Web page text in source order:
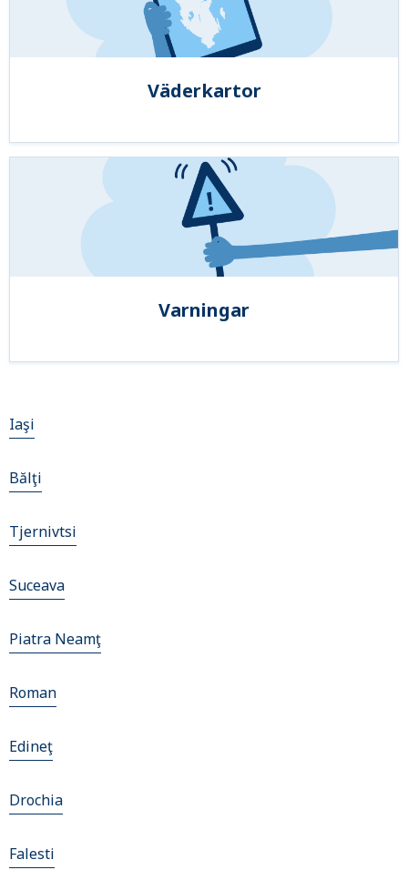
Väderkartor
Varningar
Iaşi
Bălţi
Tjernivtsi
Suceava
Piatra Neamţ
Roman
Edineţ
Drochia
Falesti